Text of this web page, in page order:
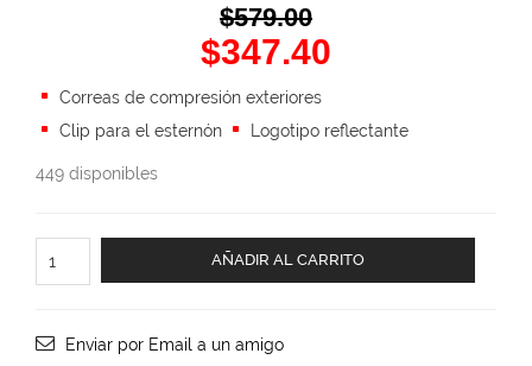
$579.00
Original
price
was:
$579.00.
$347.40
is:
Correas de compresión exteriores
Clip para el esternón
Logotipo reflectante
449 disponibles
Fyrst
cantidad
AÑADIR AL CARRITO
Enviar por Email a un amigo